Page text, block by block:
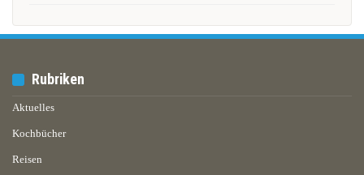
Rubriken
Aktuelles
Kochbücher
Reisen